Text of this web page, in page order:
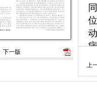
下一版
上